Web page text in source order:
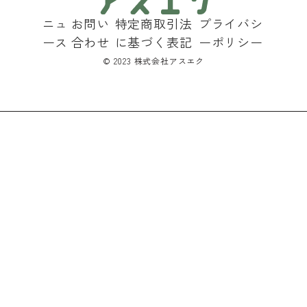
ニュ
ース
お問い
合わせ
特定商取引法
に基づく表記
プライバシ
ーポリシー
©︎ 2023 株式会社アスエク